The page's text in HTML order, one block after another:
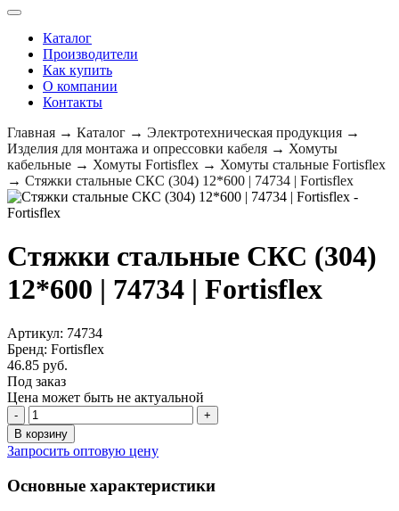
Каталог
Производители
Как купить
О компании
Контакты
Главная → Каталог → Электротехническая продукция →
Изделия для монтажа и опрессовки кабеля → Хомуты
кабельные → Хомуты Fortisflex → Хомуты стальные Fortisflex
→ Стяжки стальные СКС (304) 12*600 | 74734 | Fortisflex
Стяжки стальные СКС (304)
12*600 | 74734 | Fortisflex
Артикул: 74734
Бренд: Fortisflex
46.85 руб.
Под заказ
Цена может быть не актуальной
-
+
В корзину
Запросить оптовую цену
Основные характеристики